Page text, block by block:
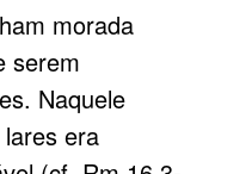
morada
serem
Naquele
era